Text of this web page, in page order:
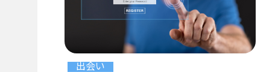
出会い